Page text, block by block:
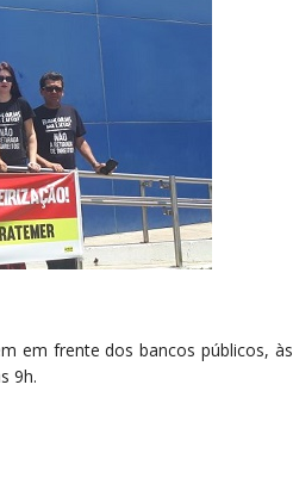
em frente dos bancos públicos, às
9h.